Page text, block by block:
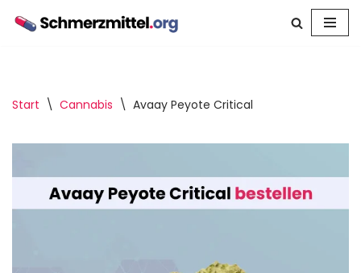
Start \ Cannabis \ Avaay Peyote Critical